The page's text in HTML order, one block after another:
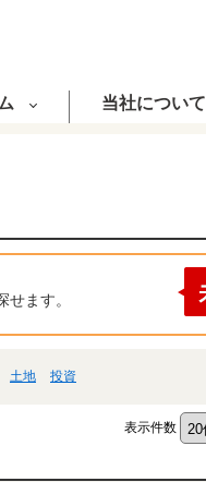
当社について
せます。
土地 投資
表示件数